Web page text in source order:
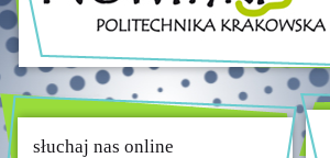
słuchaj nas online